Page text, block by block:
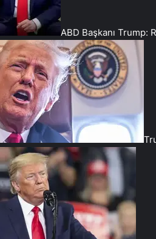
ABD Başkanı Trump: